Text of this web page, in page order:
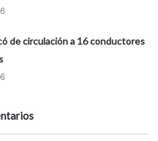
de circulación a 16 conductores